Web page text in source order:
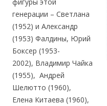
генерации – Светлана
(1952) и Александр
(1953) Фалдины, Юрий
Боксер (1953-
2002), Владимир Чайка
(1955), Андрей
Шелютто (1960),
Елена Китаева (1960),